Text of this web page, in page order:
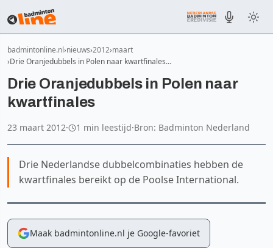
badmintonline.nl nieuws 2012 maart
Drie Oranjedubbels in Polen naar kwartfinales…
Drie Oranjedubbels in Polen naar
kwartfinales
23 maart 2012· 1 min leestijd·Bron: Badminton Nederland
Drie Nederlandse dubbelcombinaties hebben de
kwartfinales bereikt op de Poolse International.
Maak badmintonline.nl je Google-favoriet